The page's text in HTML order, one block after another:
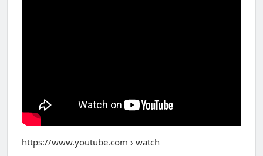
https://www.youtube.com › watch